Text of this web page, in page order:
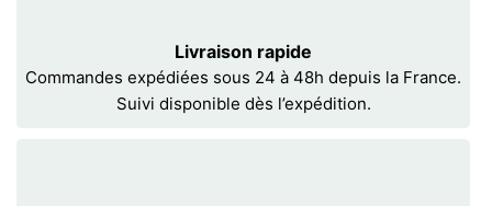
Livraison rapide
Commandes expédiées sous 24 à 48h depuis la France.
Suivi disponible dès l’expédition.